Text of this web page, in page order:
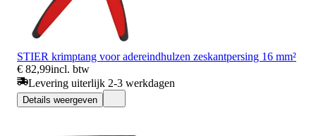
STIER krimptang voor adereindhulzen zeskantpersing 16 mm²
€ 82,99incl. btw
Levering uiterlijk 2-3 werkdagen
Details weergeven